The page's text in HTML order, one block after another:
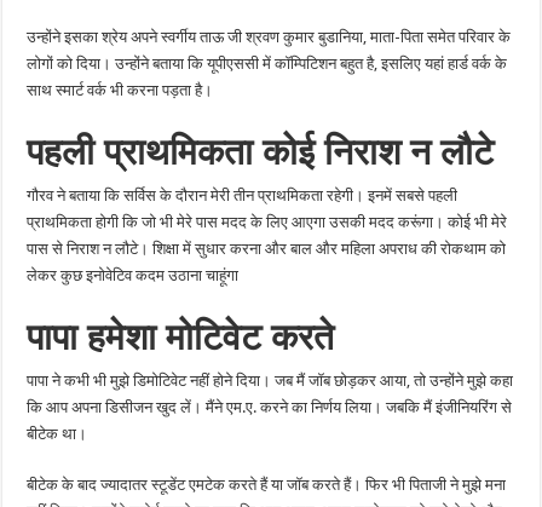
उन्होंने इसका श्रेय अपने स्वर्गीय ताऊ जी श्रवण कुमार बुडानिया, माता-पिता समेत परिवार के
लोगों को दिया। उन्होंने बताया कि यूपीएससी में कॉम्पिटिशन बहुत है, इसलिए यहां हार्ड वर्क के
साथ स्मार्ट वर्क भी करना पड़ता है।
पहली प्राथमिकता कोई निराश न लौटे
गौरव ने बताया कि सर्विस के दौरान मेरी तीन प्राथमिकता रहेगी। इनमें सबसे पहली
प्राथमिकता होगी कि जो भी मेरे पास मदद के लिए आएगा उसकी मदद करूंगा। कोई भी मेरे
पास से निराश न लौटे। शिक्षा में सुधार करना और बाल और महिला अपराध की रोकथाम को
लेकर कुछ इनोवेटिव कदम उठाना चाहूंगा
पापा हमेशा मोटिवेट करते
पापा ने कभी भी मुझे डिमोटिवेट नहीं होने दिया। जब मैं जॉब छोड़कर आया, तो उन्होंने मुझे कहा
कि आप अपना डिसीजन खुद लें। मैंने एम.ए. करने का निर्णय लिया। जबकि मैं इंजीनियरिंग से
बीटेक था।
बीटेक के बाद ज्यादातर स्टूडेंट एमटेक करते हैं या जॉब करते हैं। फिर भी पिताजी ने मुझे मना